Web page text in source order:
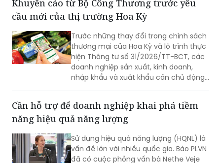
thiện thể chế theo hướng minh bạch,
ổn định và thống nhất trong thực thi
tâm đầu tư, phát triển bền vững.
Khuyến cáo từ Bộ Công Thương trước yêu
cầu mới của thị trường Hoa Kỳ
Trước những thay đổi trong chính sách
thương mại của Hoa Kỳ và lộ trình thực
hiện Thông tư số 31/2026/TT-BCT, các
doanh nghiệp sản xuất, kinh doanh,
nhập khẩu và xuất khẩu cần chủ động
bộ chuỗi cung ứng.
Cần hỗ trợ để doanh nghiệp khai phá tiềm
năng hiệu quả năng lượng
Sử dụng hiệu quả năng lượng (HQNL) là
vấn đề lớn với nhiều quốc gia. Báo PLVN
đã có cuộc phỏng vấn bà Nethe Veje